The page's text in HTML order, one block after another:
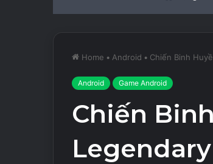
Home • Android • Chiến Binh
Android Game Android
Chiến